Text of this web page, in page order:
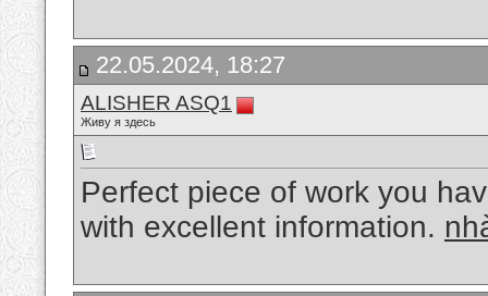
22.05.2024, 18:27
ALISHER ASQ1
Живу я здесь
Perfect piece of work you
with excellent information.